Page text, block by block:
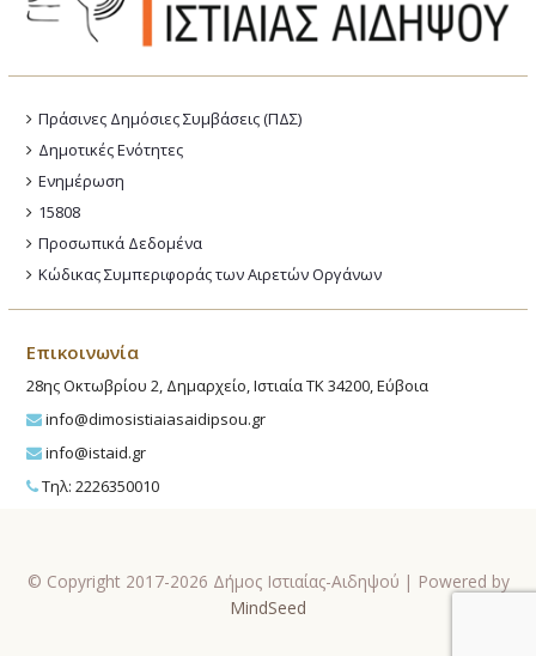
Πράσινες Δημόσιες Συμβάσεις (ΠΔΣ)
Δημοτικές Ενότητες
Ενημέρωση
15808
Προσωπικά Δεδομένα
Κώδικας Συμπεριφοράς των Αιρετών Οργάνων
Επικοινωνία
28ης Οκτωβρίου 2, Δημαρχείο, Ιστιαία ΤΚ 34200, Εύβοια
info@dimosistiaiasaidipsou.gr
info@istaid.gr
Τηλ: 2226350010
© Copyright 2017-2026 Δήμος Ιστιαίας-Αιδηψού | Powered by
MindSeed